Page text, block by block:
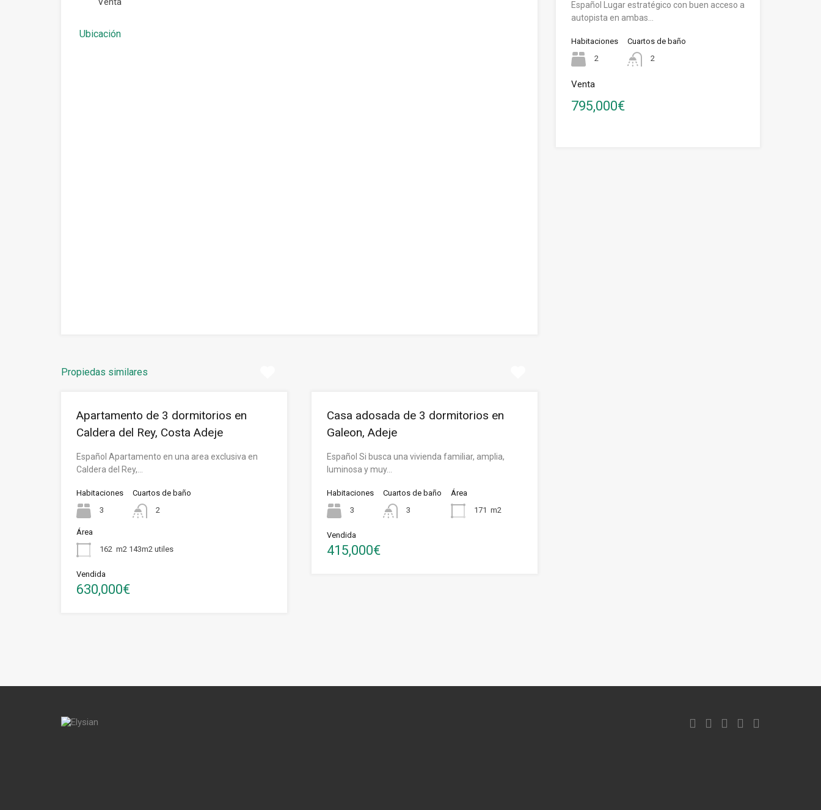
Ubicación
Propiedas similares
Apartamento de 3 dormitorios en
Caldera del Rey, Costa Adeje
Español Apartamento en una area exclusiva en
Caldera del Rey,…
Habitaciones
3
Cuartos de baño
2
Área
162 m2 143m2 utiles
Vendida
630,000€
Casa adosada de 3 dormitorios en
Galeon, Adeje
Español Si busca una vivienda familiar, amplia,
luminosa y muy…
Habitaciones
3
Cuartos de baño
3
Área
171 m2
Vendida
415,000€
Español Lugar estratégico con buen acceso a
autopista en ambas…
Habitaciones
2
Cuartos de baño
2
Venta
795,000€